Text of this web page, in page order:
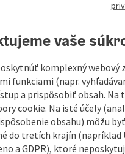
vaše
komplexný webový
funkciami (napr.
a prispôsobiť obsah. Na
cookie. Na isté účely
obsahu) môžu
do tretích krajín (napríklad
a GDPR), ktoré